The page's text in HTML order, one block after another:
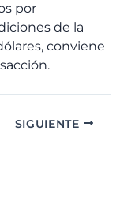
por
de la
conviene
SIGUIENTE